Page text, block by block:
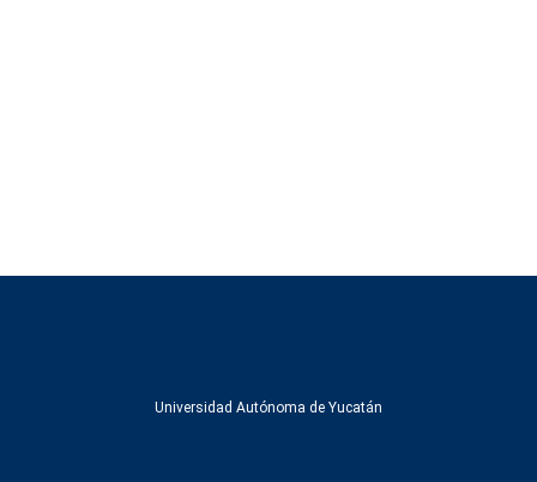
Universidad Autónoma de Yucatán